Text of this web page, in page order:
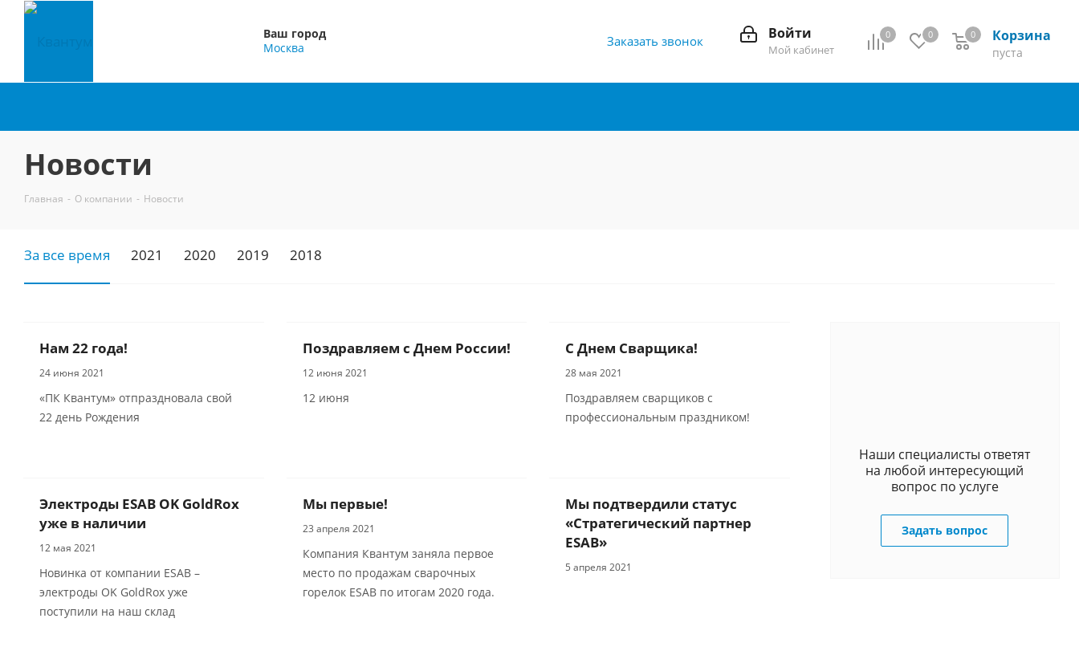
Ваш город
Москва
0 0 Корзина
0
пуста
0
Войти
Мой кабинет
Заказать звонок
Новости
Главная - О компании - Новости
За все время 2021 2020 2019 2018
Нам 22 года!
24 июня 2021
«ПК Квантум» отпраздновала свой
22 день Рождения
Поздравляем с Днем России!
12 июня 2021
12 июня
С Днем Сварщика!
28 мая 2021
Поздравляем сварщиков с
профессиональным праздником!
Электроды ESAB OK GoldRox
уже в наличии
12 мая 2021
Новинка от компании ESAB –
электроды OK GoldRox уже
поступили на наш склад
Мы первые!
23 апреля 2021
Компания Квантум заняла первое
место по продажам сварочных
горелок ESAB по итогам 2020 года.
Мы подтвердили статус
«Стратегический партнер
ESAB»
5 апреля 2021
Наши специалисты ответят
на любой интересующий
вопрос по услуге
Задать вопрос